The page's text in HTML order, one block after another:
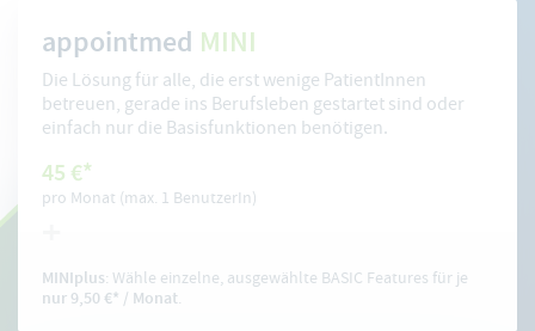
appointmed MINI
Die Lösung für alle, die erst wenige PatientInnen
betreuen, gerade ins Berufsleben gestartet sind oder
einfach nur die Basisfunktionen benötigen.
45 €*
pro Monat (max. 1 BenutzerIn)
MINIplus: Wähle einzelne, ausgewählte BASIC Features für je
nur 9,50 €* / Monat.